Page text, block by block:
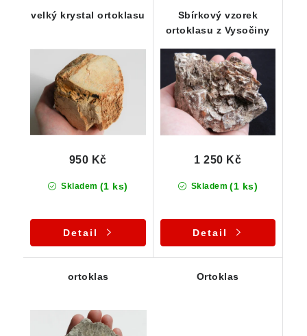
velký krystal ortoklasu
Skladem (1 ks)
950 Kč
Detail
Sbírkový vzorek
ortoklasu z Vysočiny
Skladem (1 ks)
1 250 Kč
Detail
ortoklas Ortoklas